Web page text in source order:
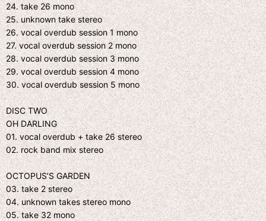
24. take 26 mono
25. unknown take stereo
26. vocal overdub session 1 mono
27. vocal overdub session 2 mono
28. vocal overdub session 3 mono
29. vocal overdub session 4 mono
30. vocal overdub session 5 mono
DISC TWO
OH DARLING
01. vocal overdub + take 26 stereo
02. rock band mix stereo
OCTOPUS’S GARDEN
03. take 2 stereo
04. unknown takes stereo mono
05. take 32 mono